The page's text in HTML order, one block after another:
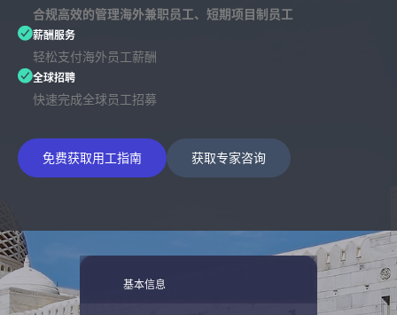
合规高效的管理海外兼职员工、短期项目制员工
薪酬服务
轻松支付海外员工薪酬
全球招聘
快速完成全球员工招募
免费获取用工指南 获取专家咨询
基本信息